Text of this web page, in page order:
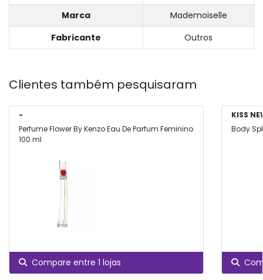
Marca
Mademoiselle
Fabricante
Outros
Clientes também pesquisaram
-
Perfume Flower By Kenzo Eau De Parfum Feminino
100 ml
Compare entre 1 lojas
KISS
Body